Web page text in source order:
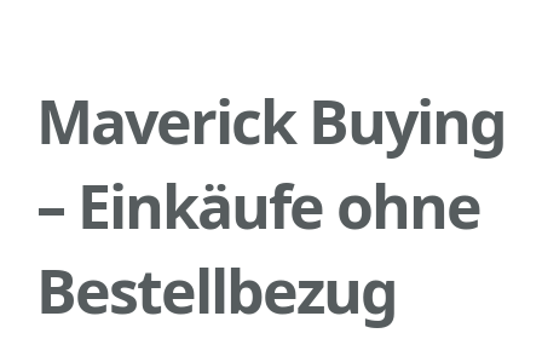
Maverick Buying
– Einkäufe ohne
Bestellbezug